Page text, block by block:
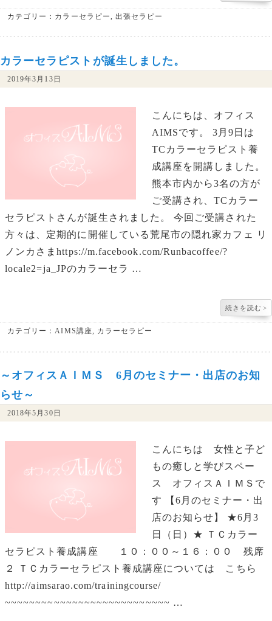
カテゴリー： カラーセラピー,出張セラピー
カラーセラピストが誕生しました。
2019年3月13日
こんにちは、オフィス
AIMSです。 3月9日は
TCカラーセラピスト養
成講座を開講しました。
熊本市内から3名の方が
ご受講され、TCカラー
セラピストさんが誕生されました。 今回ご受講された
方々は、定期的に開催している荒尾市の隠れ家カフェ リ
ノンカさまhttps://m.facebook.com/Runbacoffee/?
locale2=ja_JPのカラーセラ …
続きを読む >
カテゴリー：AIMS講座, カラーセラピー
～オフィスＡＩＭＳ 6月のセミナー・出店のお知
らせ～
2018年5月30日
こんにちは 女性と子ど
もの癒しと学びスペー
ス オフィスＡＩＭＳで
す 【6月のセミナー・出
店のお知らせ】 ★6月3
日（日）★ ＴＣカラー
セラピスト養成講座 １０：００～１６：００ 残席
２ ＴＣカラーセラピスト養成講座については こちら
http://aimsarao.com/trainingcourse/
~~~~~~~~~~~~~~~~~~~~~~~~~~~ …